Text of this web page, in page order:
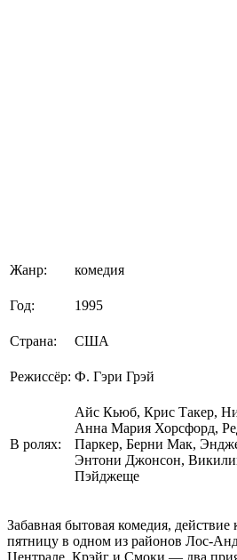
Жанр: комедия
Год: 1995
Страна: США
Режиссёр: Ф. Гэри Грэй
В ролях:
Айс Кьюб, Крис Такер,
Анна Мария Хорсфорд,
Паркер, Берни Мак,
Энтони Джонсон,
Пэйджеще
Забавная бытовая комедия, действие
пятницу в одном из районов Лос-
Централе. Крэйг и Смоки — два